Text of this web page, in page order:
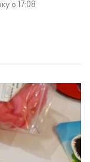
о 17:08